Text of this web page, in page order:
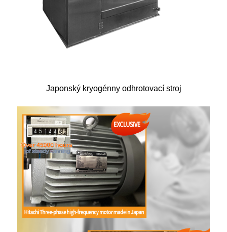
Japonský kryogénny odhrotovací stroj